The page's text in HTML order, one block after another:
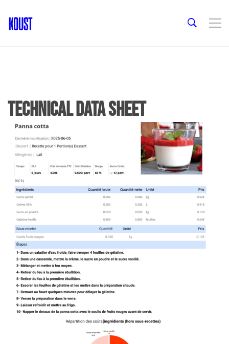
Technical data sheet